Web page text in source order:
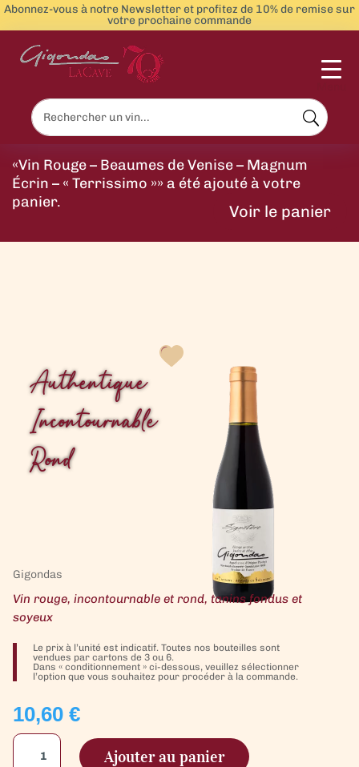
Abonnez-vous à notre Newsletter et profitez de 10% de remise sur
votre prochaine commande
«Vin Rouge – Beaumes de Venise – Magnum
Écrin – « Terrissimo »» a été ajouté à votre
panier.
Voir le panier
Authentique
Incontournable
Rond
Gigondas
Vin rouge, incontournable et rond, tanins fondus et
soyeux
Le prix à l’unité est indicatif. Toutes nos bouteilles sont
vendues par cartons de 3 ou 6.
Dans « conditionnement » ci-dessous, veuillez sélectionner
l’option que vous souhaitez pour procéder à la commande.
10,60 €
quantité
Ajouter au panier